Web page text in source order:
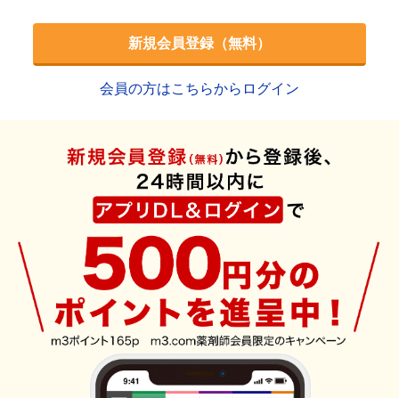
新規会員登録（無料）
会員の方はこちらからログイン